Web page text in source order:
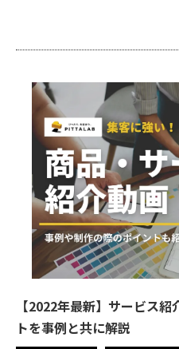
【2022年最新】サービス
トを事例と共に解説